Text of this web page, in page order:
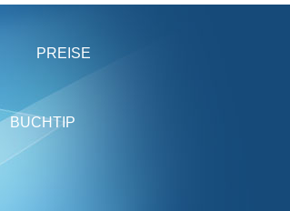
PREISE
BUCHTIP